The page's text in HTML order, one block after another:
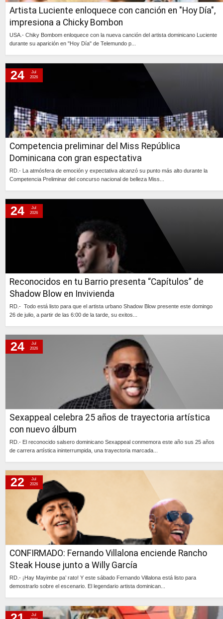
Artista Luciente enloquece con canción en "Hoy Día",
impresiona a Chicky Bombon
USA.- Chiky Bombom enloquece con la nueva canción del artista dominicano Luciente
durante su aparición en "Hoy Día" de Telemundo p...
Competencia preliminar del Miss República
Dominicana con gran espectativa
RD.- La atmósfera de emoción y expectativa alcanzó su punto más alto durante la
Competencia Preliminar del concurso nacional de belleza Miss...
24
Jul
2026
Reconocidos en tu Barrio presenta “Capítulos” de
Shadow Blow en Invivienda
RD.- Todo está listo para que el artista urbano Shadow Blow presente este domingo
26 de julio, a partir de las 6:00 de la tarde, su exitos...
24
Jul
2026
Sexappeal celebra 25 años de trayectoria artística
con nuevo álbum
RD.- El reconocido salsero dominicano Sexappeal conmemora este año sus 25 años
de carrera artística ininterrumpida, una trayectoria marcada...
24
Jul
2026
CONFIRMADO: Fernando Villalona enciende Rancho
Steak House junto a Willy García
RD.- ¡Hay Mayimbe pa’ rato! Y este sábado Fernando Villalona está listo para
demostrarlo sobre el escenario. El legendario artista dominican...
22
Jul
2026
Jul